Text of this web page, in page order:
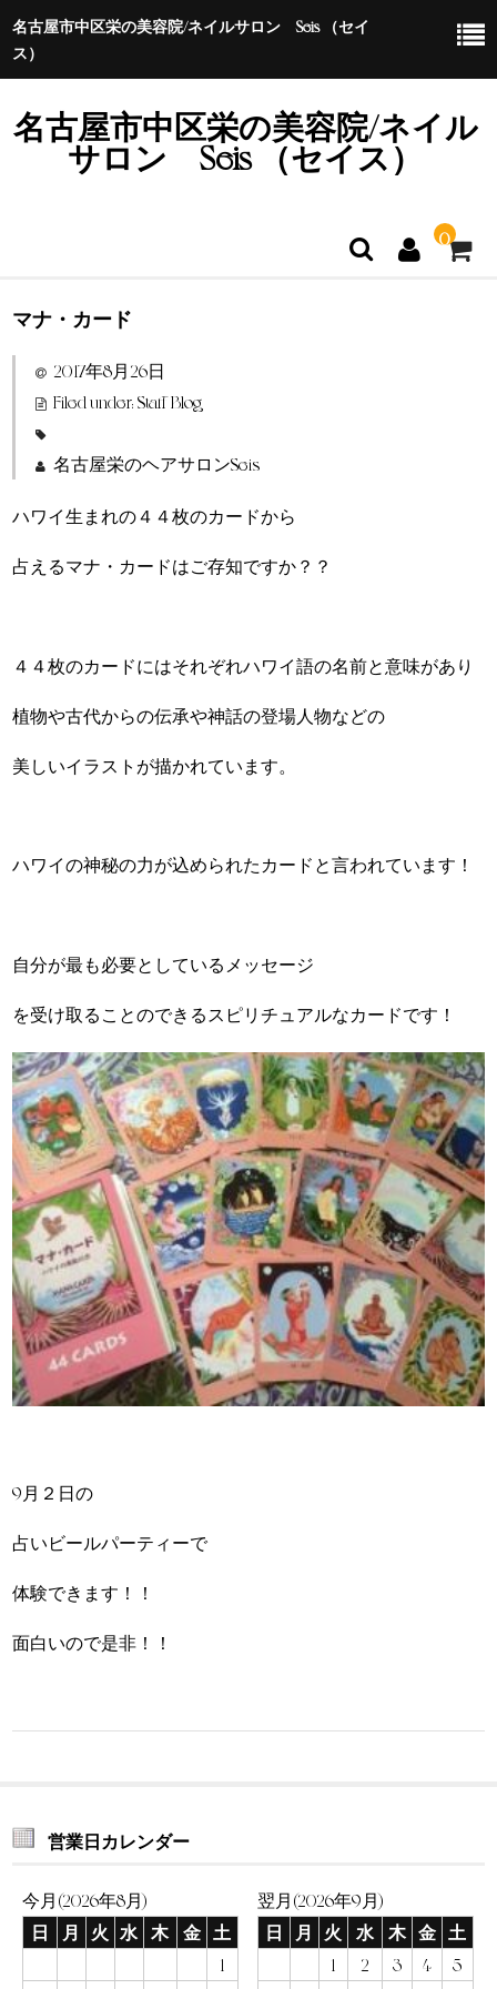
名古屋市中区栄の美容院/ネイルサロン Seis （セイ
ス）
名古屋市中区栄の美容院/ネイル
サロン Seis （セイス）
0
ホーム
特定商取引法に基づく表示
マナ・カード
2017年8月26日
Filed under:Staff Blog
名古屋栄のヘアサロンSeis
ハワイ生まれの４４枚のカードから
占えるマナ・カードはご存知ですか？？
４４枚のカードにはそれぞれハワイ語の名前と意味があり
植物や古代からの伝承や神話の登場人物などの
美しいイラストが描かれています。
ハワイの神秘の力が込められたカードと言われています！
自分が最も必要としているメッセージ
を受け取ることのできるスピリチュアルなカードです！
9月２日の
占いビールパーティーで
体験できます！！
面白いので是非！！
営業日カレンダー
今月(2026年8月)
日
月 火 水 木 金
土
1
翌月(2026年9月)
日
月 火 水 木 金
土
1
2 3 4
5